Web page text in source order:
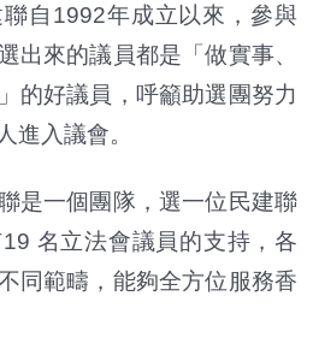
自1992年成立以來，參與
出來的議員都是「做實事、
的好議員，呼籲助選團努力
進入議會。
是一個團隊，選一位民建聯
名立法會議員的支持，各
同範疇，能夠全方位服務香